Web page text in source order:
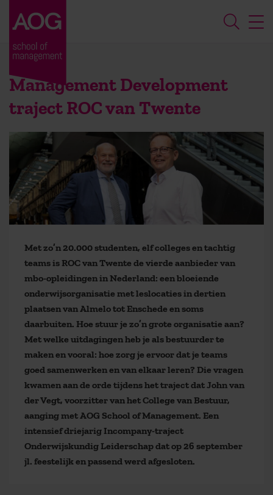
Management Development
traject ROC van Twente
Met zo’n 20.000 studenten, elf colleges en tachtig
teams is ROC van Twente de vierde aanbieder van
mbo-opleidingen in Nederland: een bloeiende
onderwijsorganisatie met leslocaties in dertien
plaatsen van Almelo tot Enschede en soms
daarbuiten. Hoe stuur je zo’n grote organisatie aan?
Met welke uitdagingen heb je als bestuurder te
maken en vooral: hoe zorg je ervoor dat je teams
goed samenwerken en van elkaar leren? Die vragen
kwamen aan de orde tijdens het traject dat John van
der Vegt, voorzitter van het College van Bestuur,
aanging met AOG School of Management. Een
intensief driejarig Incompany-traject
Onderwijskundig Leiderschap dat op 26 september
jl. feestelijk en passend werd afgesloten.